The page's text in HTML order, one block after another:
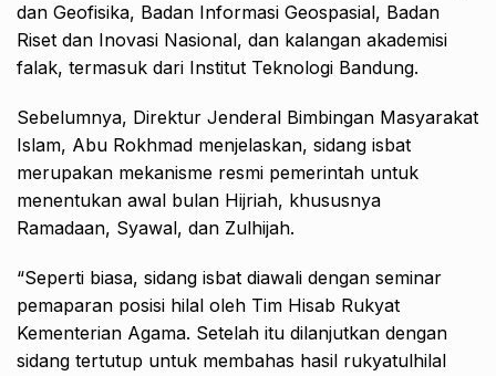
dan Geofisika, Badan Informasi Geospasial, Badan
Riset dan Inovasi Nasional, dan kalangan akademisi
falak, termasuk dari Institut Teknologi Bandung.
Sebelumnya, Direktur Jenderal Bimbingan Masyarakat
Islam, Abu Rokhmad menjelaskan, sidang isbat
merupakan mekanisme resmi pemerintah untuk
menentukan awal bulan Hijriah, khususnya
Ramadaan, Syawal, dan Zulhijah.
“Seperti biasa, sidang isbat diawali dengan seminar
pemaparan posisi hilal oleh Tim Hisab Rukyat
Kementerian Agama. Setelah itu dilanjutkan dengan
sidang tertutup untuk membahas hasil rukyatulhilal